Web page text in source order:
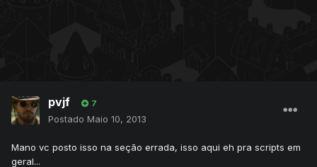
pvjf 7
Postado Maio 10, 2013
Mano vc posto isso na seção errada, isso aqui eh pra scripts em
geral...